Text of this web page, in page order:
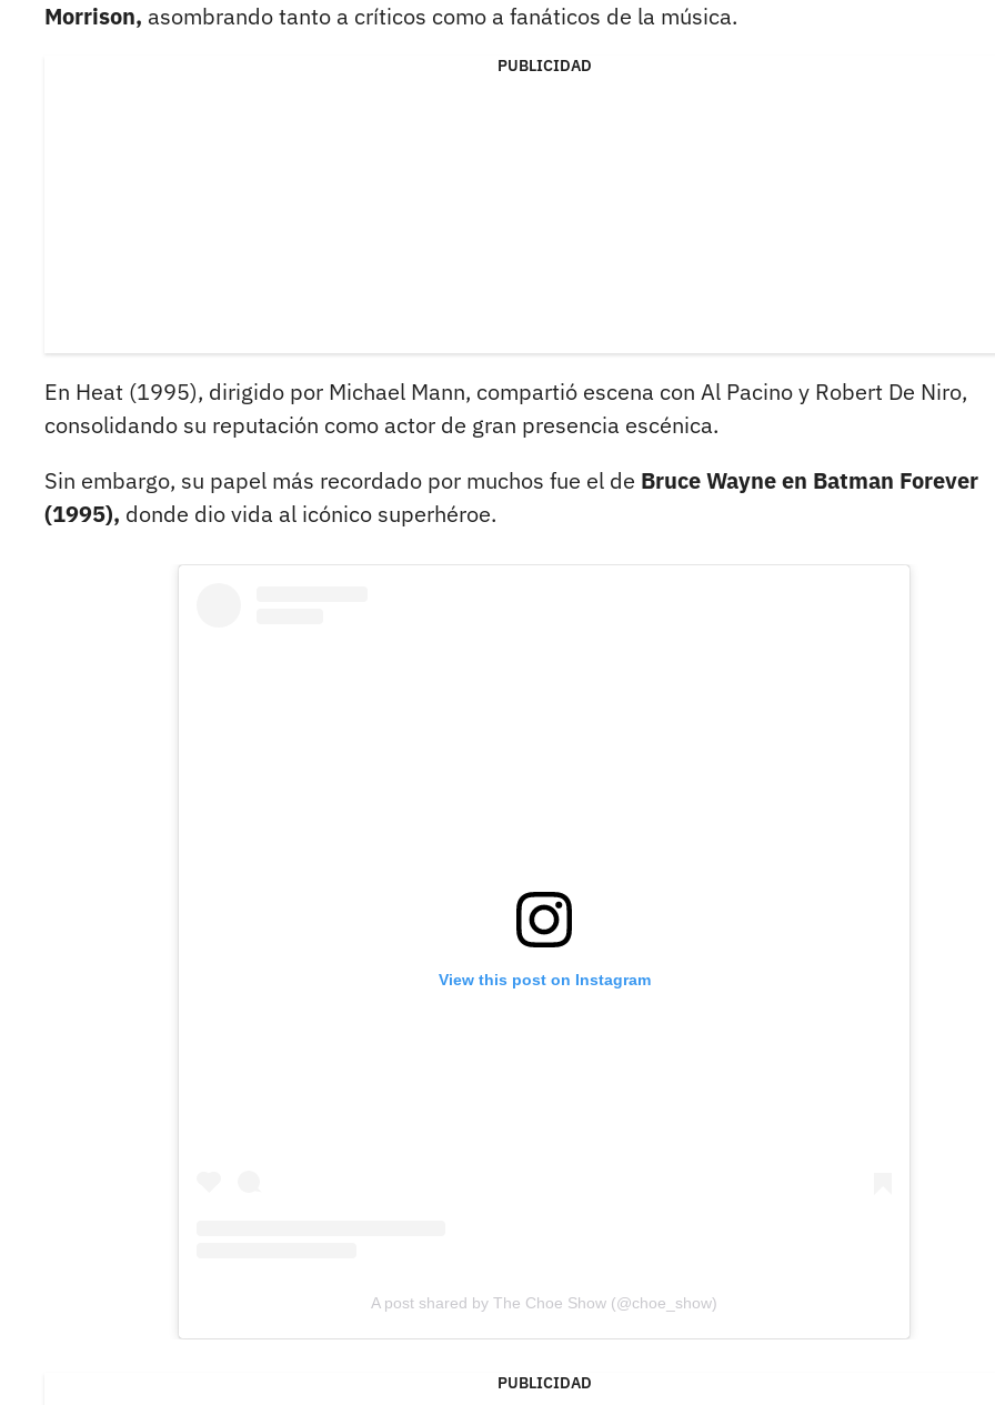
Morrison, asombrando tanto a críticos como a fanáticos de la música.
PUBLICIDAD
En Heat (1995), dirigido por Michael Mann, compartió escena con Al Pacino y Robert De Niro,
consolidando su reputación como actor de gran presencia escénica.
Sin embargo, su papel más recordado por muchos fue el de Bruce Wayne en Batman Forever
(1995), donde dio vida al icónico superhéroe.
View this post on Instagram
A post shared by The Choe Show (@choe_show)
PUBLICIDAD